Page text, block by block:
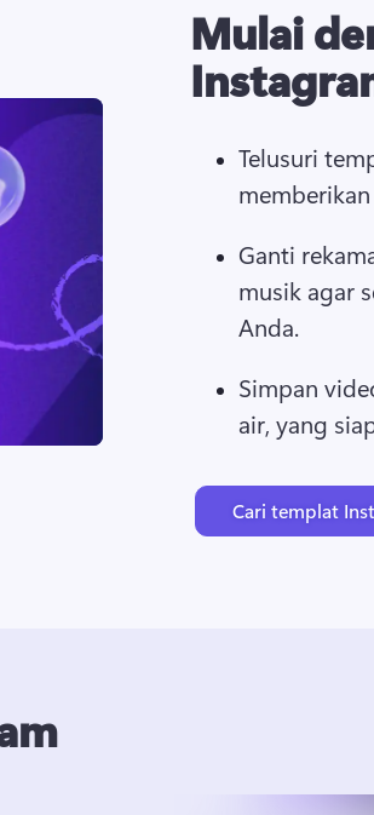
Mulai
Telusuri
Ganti
musik agar
Anda.
Simpan
Cari templat